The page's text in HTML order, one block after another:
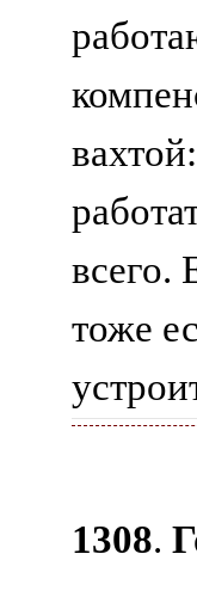
всего.
тоже
1308.